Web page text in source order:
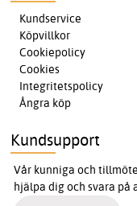
Kundservice
Köpvillkor
Cookiepolicy
Cookies
Integritetspolicy
Ångra köp
Kundsupport
Vår kunniga och
hjälpa dig och svara på